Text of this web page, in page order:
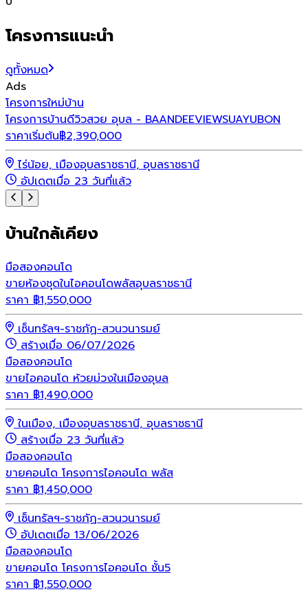
โครงการแนะนำ
ดูทั้งหมด
Ads
โครงการใหม่บ้าน
โครงการบ้านดีวิวสวย อุบล - BAANDEEVIEWSUAYUBON
ราคาเริ่มต้น฿2,390,000
ไร่น้อย, เมืองอุบลราชธานี, อุบลราชธานี
อัปเดตเมื่อ 23 วันที่แล้ว
บ้านใกล้เคียง
มือสองคอนโด
ขายห้องชุดในไอคอนโดพลัสอุบลราชธานี
ราคา ฿1,550,000
เซ็นทรัลฯ-ราชภัฏ-สวนวนารมย์
สร้างเมื่อ 06/07/2026
มือสองคอนโด
ขายไอคอนโด ห้วยม่วงในเมืองอุบล
ราคา ฿1,490,000
ในเมือง, เมืองอุบลราชธานี, อุบลราชธานี
สร้างเมื่อ 23 วันที่แล้ว
มือสองคอนโด
ขายคอนโด โครงการไอคอนโด พลัส
ราคา ฿1,450,000
เซ็นทรัลฯ-ราชภัฏ-สวนวนารมย์
อัปเดตเมื่อ 13/06/2026
มือสองคอนโด
ขายคอนโด โครงการไอคอนโด ชั้น5
ราคา ฿1,550,000